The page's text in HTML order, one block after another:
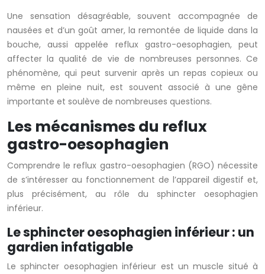
Une sensation désagréable, souvent accompagnée de
nausées et d’un goût amer, la remontée de liquide dans la
bouche, aussi appelée reflux gastro-oesophagien, peut
affecter la qualité de vie de nombreuses personnes. Ce
phénomène, qui peut survenir après un repas copieux ou
même en pleine nuit, est souvent associé à une gêne
importante et soulève de nombreuses questions.
Les mécanismes du reflux
gastro-oesophagien
Comprendre le reflux gastro-oesophagien (RGO) nécessite
de s’intéresser au fonctionnement de l’appareil digestif et,
plus précisément, au rôle du sphincter oesophagien
inférieur.
Le sphincter oesophagien inférieur : un
gardien infatigable
Le sphincter oesophagien inférieur est un muscle situé à